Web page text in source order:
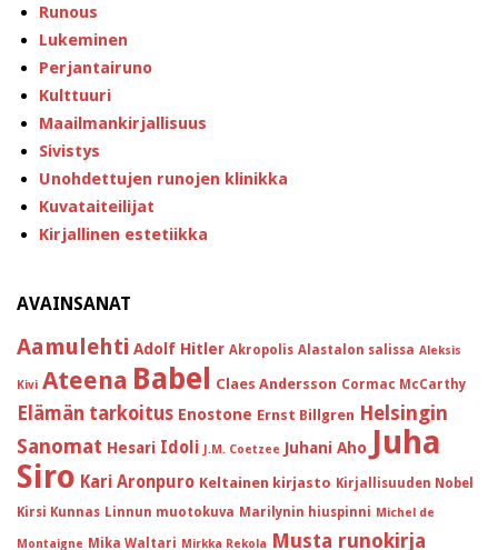
Runous
Lukeminen
Perjantairuno
Kulttuuri
Maailmankirjallisuus
Sivistys
Unohdettujen runojen klinikka
Kuvataiteilijat
Kirjallinen estetiikka
AVAINSANAT
Aamulehti Adolf Hitler Akropolis Alastalon salissa Aleksis
Kivi Ateena Babel Claes Andersson Cormac McCarthy
Elämän tarkoitus Enostone Ernst Billgren Helsingin
Sanomat Hesari Idoli J.M. Coetzee Juhani Aho Juha
Siro Kari Aronpuro Keltainen kirjasto Kirjallisuuden Nobel
Kirsi Kunnas Linnun muotokuva Marilynin hiuspinni Michel de
Montaigne Mika Waltari Mirkka Rekola Musta runokirja